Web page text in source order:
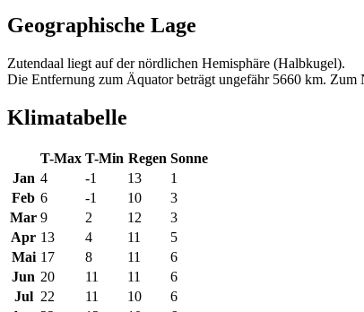
Geographische Lage
Zutendaal liegt auf der nördlichen Hemisphäre (Halbkugel).
Die Entfernung zum Äquator beträgt ungefähr 5660 km. Zum
Klimatabelle
T-Max T-Min Regen Sonne
Jan 4 -1 13
1
Feb 6 -1 10
3
Mar 9 2 12
3
Apr 13 4 11
5
Mai 17 8 11
6
Jun 20 11 11
6
Jul 22 11 10
6